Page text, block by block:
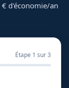
€ d'économie/an
Étape 1 sur 3